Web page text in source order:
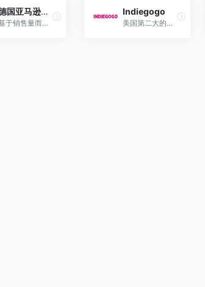
德国亚马逊销售排行榜
基于销售量而定的最受欢迎商品，每小时更新。
Indiegogo
美国第二大的众筹网站！Indiegogo成立于2008年，总部位于旧金山